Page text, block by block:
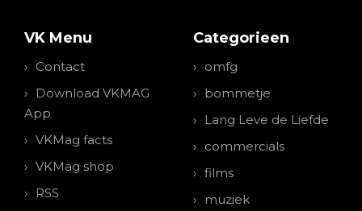
VK Menu
Contact
Download VKMAG
App
VKMag facts
VKMag shop
RSS
Categorieen
omfg
bommetje
Lang Leve de Liefde
commercials
films
muziek